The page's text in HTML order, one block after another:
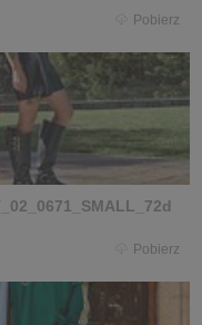
Pobierz
Pobierz